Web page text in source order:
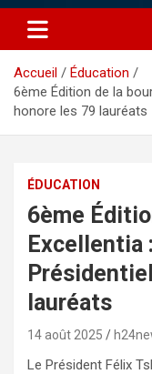
Accueil
Éducation
6ème Édition de la
honore les 79 lauréats
ÉDUCATION
6ème
Excellentia
lauréats
14 août 2025
Le Président Félix